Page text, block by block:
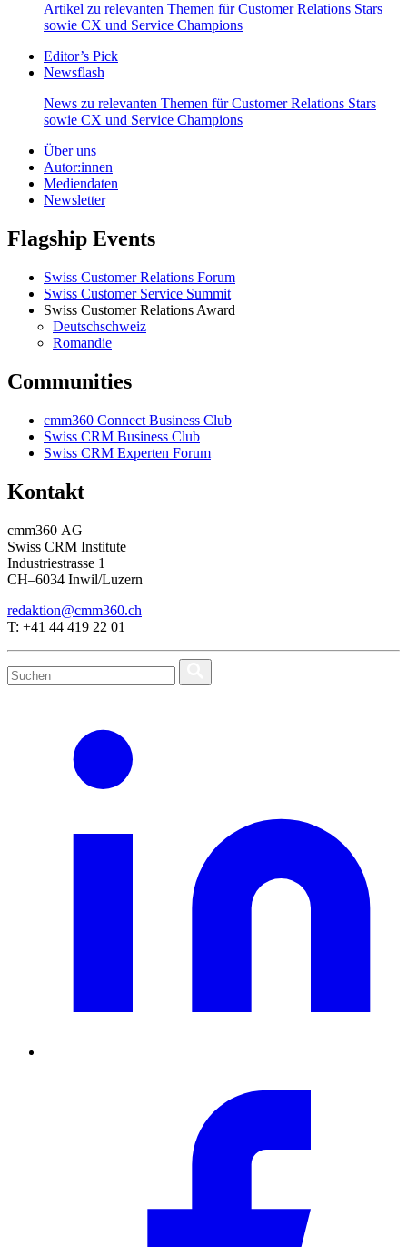
Artikel zu relevanten Themen für Customer Relations Stars
sowie CX und Service Champions
Editor’s Pick
Newsflash
News zu relevanten Themen für Customer Relations Stars
sowie CX und Service Champions
Über uns
Autor:innen
Mediendaten
Newsletter
Flagship Events
Swiss Customer Relations Forum
Swiss Customer Service Summit
Swiss Customer Relations Award
Deutschschweiz
Romandie
Communities
cmm360 Connect Business Club
Swiss CRM Business Club
Swiss CRM Experten Forum
Kontakt
cmm360 AG
Swiss CRM Institute
Industriestrasse 1
CH–6034 Inwil/Luzern
redaktion@cmm360.ch
T: +41 44 419 22 01